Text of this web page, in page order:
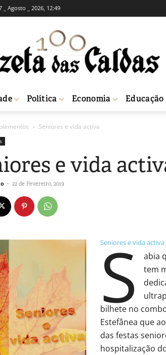
_ Agosto _ 2026, 12:49
Política Economia Educação
Seniores e vida activa
e vida
- 22 de Fevereiro, 2019
Seniores e vida activa
S
abia
tem
bilhete no
Estefânea que
das festas
hospitalização